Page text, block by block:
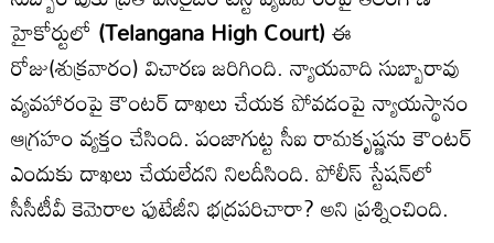
హైకోర్టులో (Telangana High Court)ఈ
రోజు(శుక్రవారం) విచారణ జరిగింది. న్యాయవాది సుబ్బారావు
వ్యవహారంపై కౌంటర్ దాఖలు చేయక పోవడంపై న్యాయస్థానం
ఆగ్రహం వ్యక్తం చేసింది. పంజాగుట్ట సీఐ రామకృష్ణను కౌంటర్
ఎందుకు దాఖలు చేయలేదని నిలదీసింది. పోలీస్ స్టేషన్‌లో
సీసీటీవీ కెమెరాల ఫుటేజీని భద్రపరిచారా? అని ప్రశ్నించింది.